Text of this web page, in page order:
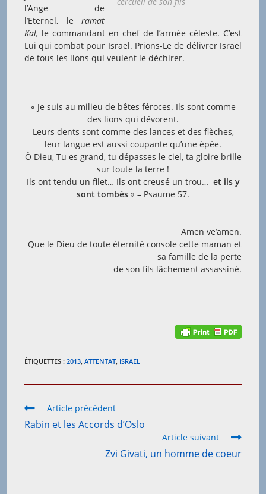
l’Ange de
l’Eternel, le ramat
Kal, le commandant en chef de l’armée céleste. C’est
Lui qui combat pour Israël. Prions-Le de délivrer Israël
de tous les lions qui veulent le déchirer.
« Je suis au milieu de bêtes féroces. Ils sont comme
des lions qui dévorent.
Leurs dents sont comme des lances et des flèches,
leur langue est aussi coupante qu’une épée.
Ô Dieu, Tu es grand, tu dépasses le ciel, ta gloire brille
sur toute la terre !
Ils ont tendu un filet… Ils ont creusé un trou… et ils y
sont tombés » – Psaume 57.
Amen ve’amen.
Que le Dieu de toute éternité console cette maman et
sa famille de la perte
de son fils lâchement assassiné.
ÉTIQUETTES :2013, ATTENTAT, ISRAËL
Read
more
articles
Article précédent
Rabin et les Accords d’Oslo
Article suivant
Zvi Givati, un homme de coeur